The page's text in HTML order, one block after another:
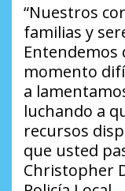
“Nuestros
familias y
Entendemos
momento
a
luchando a
recursos
que usted
Christopher